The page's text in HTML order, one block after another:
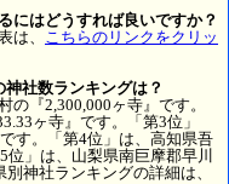
にはどうすれば良いですか？
は、 こちらのリンクをクリッ
神社数ランキングは？
の『2,300,000ヶ寺』です。
ヶ寺』です。「第3位」
す。「第4位」は、高知県吾
」は、山梨県南巨摩郡早川
神社ランキングの詳細は、